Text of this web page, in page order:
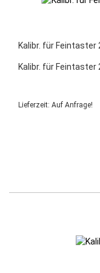
Kalibr. für
Kalibr. für
Lieferzeit: Auf Anfrage!